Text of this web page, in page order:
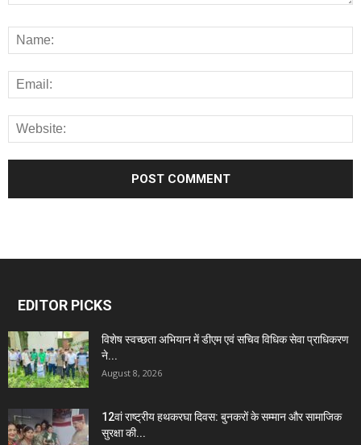
EDITOR PICKS
विशेष स्वच्छता अभियान में डीएम एवं सचिव विधिक सेवा प्राधिकरण
ने...
August 8, 2026
12वां राष्ट्रीय हथकरघा दिवस: बुनकरों के सम्मान और सामाजिक
सुरक्षा की...